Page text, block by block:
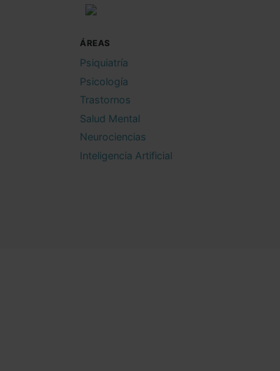
ÁREAS
Psiquiatría
Psicología
Trastornos
Salud Mental
Neurociencias
Inteligencia Artificial